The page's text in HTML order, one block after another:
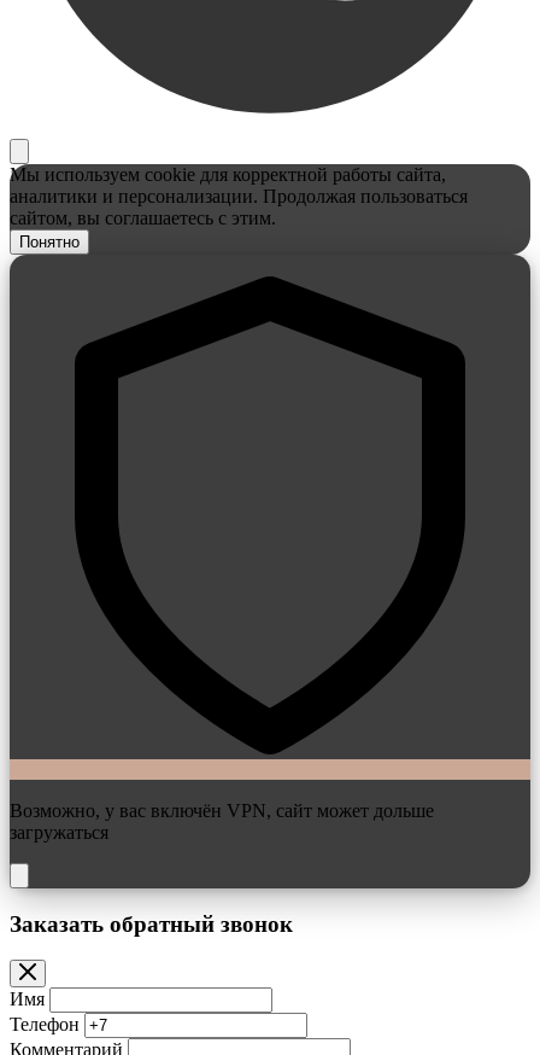
Мы используем cookie для корректной работы сайта,
аналитики и персонализации. Продолжая пользоваться
сайтом, вы соглашаетесь с этим.
Понятно
Возможно, у вас включён VPN, сайт может дольше
загружаться
Заказать обратный звонок
Имя
Телефон
Комментарий